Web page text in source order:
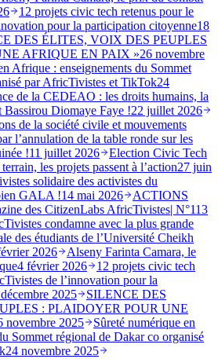
12 projets civic tech retenus pour le
pour la participation citoyenne18
DES ÉLITES, VOIX DES PEUPLES
AFRIQUE EN PAIX »26 novembre
Afrique : enseignements du Sommet
par AfricTivistes et TikTok24
de la CEDEAO : les droits humains, la
Bassirou Diomaye Faye !22 juillet 2026
de la société civile et mouvements
l’annulation de la table ronde sur les
!11 juillet 2026
Election Civic Tech
les projets passent à l’action27 juin
solidaire des activistes du
GALA !14 mai 2026
ACTIONS
des CitizenLabs AfricTivistes| N°113
condamne avec la plus grande
des étudiants de l’Université Cheikh
2026
Alseny Farinta Camara, le
4 février 2026
12 projets civic tech
de l’innovation pour la
2025
SILENCE DES
: PLAIDOYER POUR UNE
novembre 2025
Sûreté numérique en
Sommet régional de Dakar co organisé
24 novembre 2025